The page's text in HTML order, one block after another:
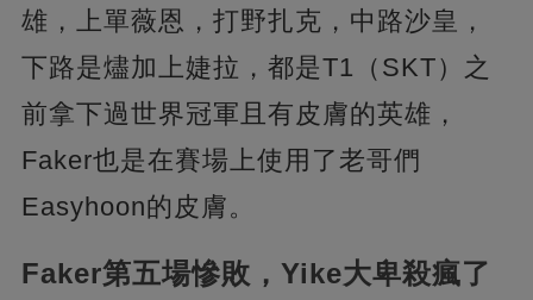
雄，上單薇恩，打野扎克，中路沙皇，
下路是燼加上婕拉，都是T1（SKT）之
前拿下過世界冠軍且有皮膚的英雄，
Faker也是在賽場上使用了老哥們
Easyhoon的皮膚。
Faker第五場慘敗，Yike大卑殺瘋了